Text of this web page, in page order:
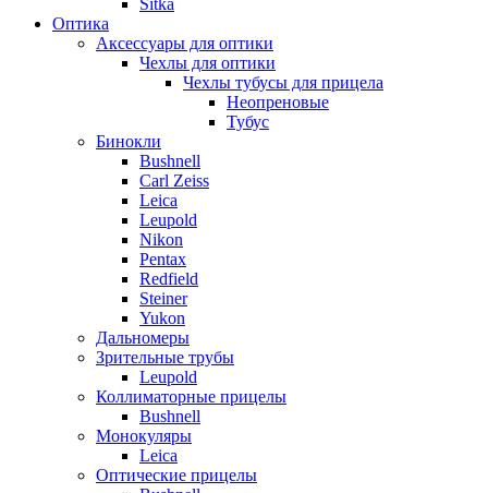
Sitka
Оптика
Аксессуары для оптики
Чехлы для оптики
Чехлы тубусы для прицела
Неопреновые
Тубус
Бинокли
Bushnell
Carl Zeiss
Leica
Leupold
Nikon
Pentax
Redfield
Steiner
Yukon
Дальномеры
Зрительные трубы
Leupold
Коллиматорные прицелы
Bushnell
Монокуляры
Leica
Оптические прицелы